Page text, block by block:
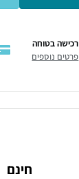
רכישה בטוחה
פרטים נוספים
חינם